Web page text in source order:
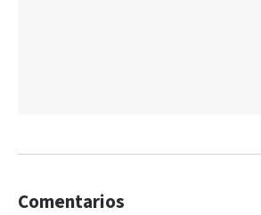
Comentarios